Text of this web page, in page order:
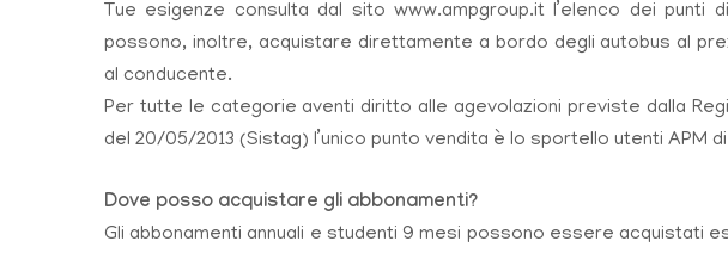
Tue esigenze consulta dal sito www.ampgroup.it l’elenco dei punti
possono, inoltre, acquistare direttamente a bordo degli autobus al
al conducente.
Per tutte le categorie aventi diritto alle agevolazioni previste dalla
del 20/05/2013 (Sistag) l’unico punto vendita è lo sportello utenti APM
Dove posso acquistare gli abbonamenti?
Gli abbonamenti annuali e studenti 9 mesi possono essere acquistati